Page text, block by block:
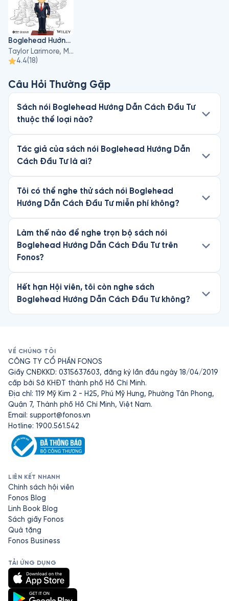
Boglehead Hướng Dẫn Cách Đầu Tư
Taylor Larimore, Michael Leboeuf, Mel Lindauer
4.4(18)
Câu Hỏi Thường Gặp
Sách nói Boglehead Hướng Dẫn Cách Đầu Tư
thuộc thể loại nào?
Tác giả của sách nói Boglehead Hướng Dẫn
Cách Đầu Tư là ai?
Tôi có thể nghe thử sách nói Boglehead
Hướng Dẫn Cách Đầu Tư miễn phí không?
Làm thế nào để nghe trọn bộ sách nói
Boglehead Hướng Dẫn Cách Đầu Tư trên
Fonos?
Hết hạn Hội viên, tôi còn nghe sách
Boglehead Hướng Dẫn Cách Đầu Tư không?
VỀ CHÚNG TÔI
CÔNG TY CỔ PHẦN FONOS
Giấy CNĐKKD: 0315637603, đăng ký lần đầu ngày 18/04/2019
cấp bởi Sở KHĐT thành phố Hồ Chí Minh.
Địa chỉ: 119 Mỹ Kim 2 - H25, Phú Mỹ Hưng, Phường Tân Phong,
Quận 7, Thành phố Hồ Chí Minh, Việt Nam.
Email: support@fonos.vn
Hotline: 1900.561.542
LIÊN KẾT NHANH
Chính sách hội viên
Fonos Blog
Linh Book Blog
Sách giấy Fonos
Quà tặng
Fonos Business
TẢI ỨNG DỤNG